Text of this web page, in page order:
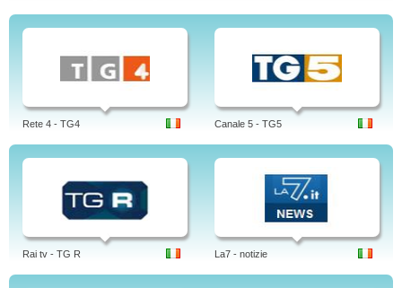
Rete 4 - TG4 Canale 5 - TG5
Rai tv - TG R La7 - notizie